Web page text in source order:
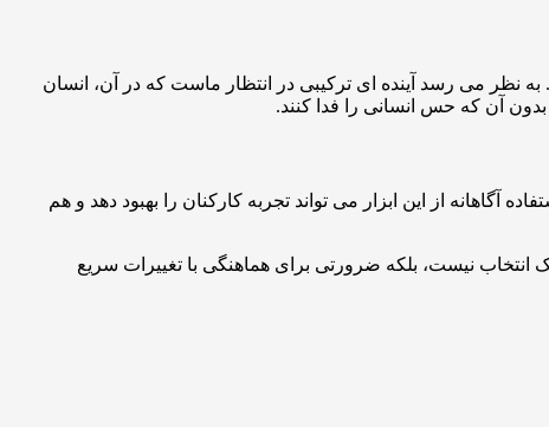
نظر می رسد آینده ای ترکیبی در انتظار ماست که در آن، انسان
آن که حس انسانی را فدا کنند.
از این ابزار می تواند تجربه کارکنان را بهبود دهد و هم
انتخاب نیست، بلکه ضرورتی برای هماهنگی با تغییرات سریع